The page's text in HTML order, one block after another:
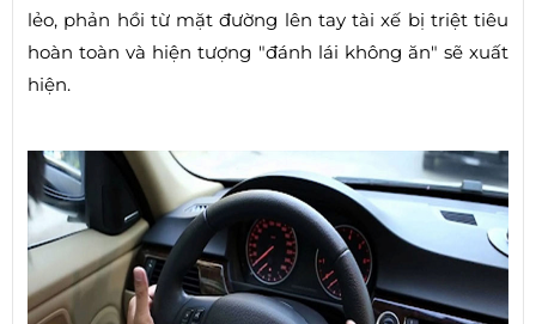
lẻo, phản hồi từ mặt đường lên tay tài xế bị triệt tiêu
hoàn toàn và hiện tượng "đánh lái không ăn" sẽ xuất
hiện.